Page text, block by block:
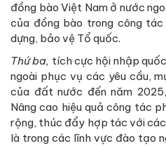
đồng bào Việt Nam ở nước
của đồng bào trong công
dựng, bảo vệ Tổ quốc.
Thứ ba, tích cực hội nhập
ngoài phục vụ các yêu cầu,
của đất nước đến năm
Nâng cao hiệu quả công tác
rộng, thúc đẩy hợp tác với
là trong các lĩnh vực đào tạo